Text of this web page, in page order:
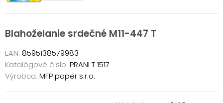
Blahoželanie srdečné M11-447 T
EAN: 8595138579983
Katalógové čislo: PRANI T 1517
Výrobca: MFP paper s.r.o.